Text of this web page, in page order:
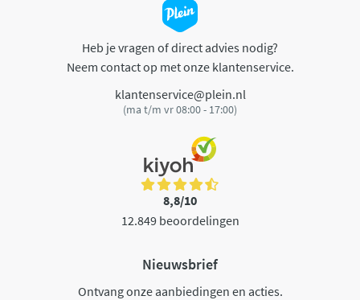
Heb je vragen of direct advies nodig?
Neem contact op met onze klantenservice.
klantenservice@plein.nl
(ma t/m vr 08:00 - 17:00)
8,8/10
12.849 beoordelingen
Nieuwsbrief
Ontvang onze aanbiedingen en acties.